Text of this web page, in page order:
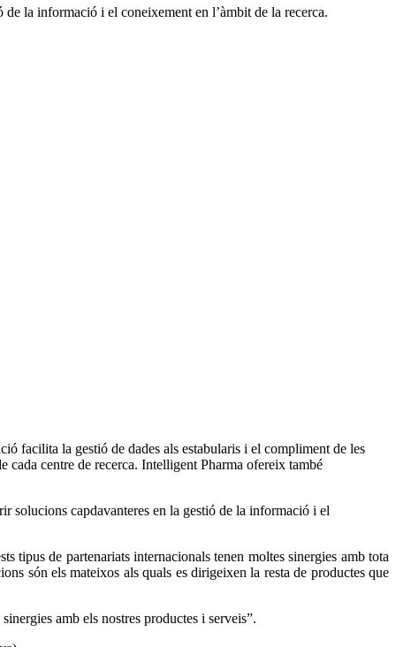
la informació i el coneixement en l’àmbit de la recerca.
facilita la gestió de dades als estabularis i el compliment de les
cada centre de recerca. Intelligent Pharma ofereix també
solucions capdavanteres en la gestió de la informació i el
tipus de partenariats internacionals tenen moltes sinergies amb tota
són els mateixos als quals es dirigeixen la resta de productes que
amb els nostres productes i serveis”.